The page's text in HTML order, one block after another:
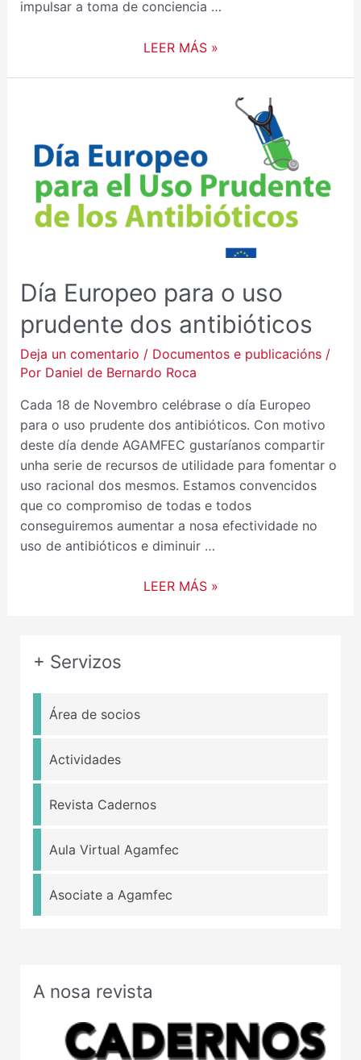
impulsar a toma de conciencia …
LEER MÁS »
Día Europeo para o uso
prudente dos antibióticos
Deja un comentario / Documentos e publicacións/
Por Daniel de Bernardo Roca
Cada 18 de Novembro celébrase o día Europeo
para o uso prudente dos antibióticos. Con motivo
deste día dende AGAMFEC gustaríanos compartir
unha serie de recursos de utilidade para fomentar o
uso racional dos mesmos. Estamos convencidos
que co compromiso de todas e todos
conseguiremos aumentar a nosa efectividade no
uso de antibióticos e diminuir …
PARA
O
USO
PRUDENTE
DOS
ANTIBIÓTICOS
LEER MÁS »
+ Servizos
Área de socios
Actividades
Revista Cadernos
Aula Virtual Agamfec
Asociate a Agamfec
A nosa revista